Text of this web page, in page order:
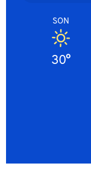
SON
30°